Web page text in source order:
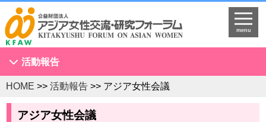
menu
活動報告
アジア女性会議
NGOセミナー
HOME >> 活動報告 >> アジア女性会議
アジア女性会議